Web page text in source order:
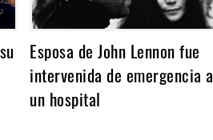
Esposa de John Lennon fue
intervenida de emergencia a
un hospital